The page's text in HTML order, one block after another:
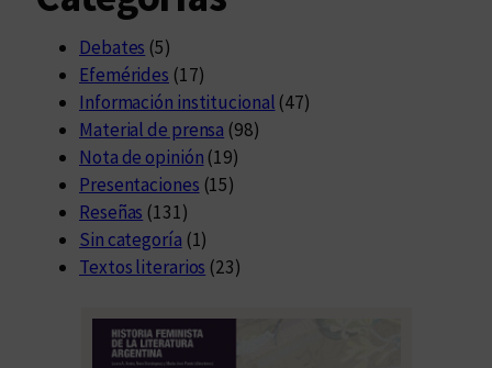
Debates (5)
Efemérides (17)
Información institucional (47)
Material de prensa (98)
Nota de opinión (19)
Presentaciones (15)
Reseñas (131)
Sin categoría (1)
Textos literarios (23)